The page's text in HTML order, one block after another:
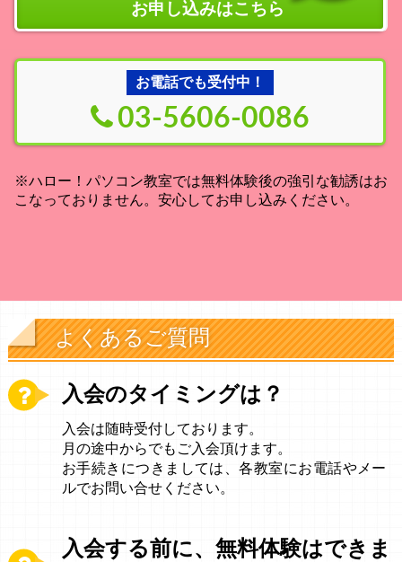
お申し込みはこちら
お電話でも受付中！
03-5606-0086
※ハロー！パソコン教室では無料体験後の強引な勧誘はお
こなっておりません。安心してお申し込みください。
よくあるご質問
入会のタイミングは？
入会は随時受付しております。
月の途中からでもご入会頂けます。
お手続きにつきましては、各教室にお電話やメー
ルでお問い合せください。
入会する前に、無料体験はできま